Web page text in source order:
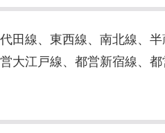
田線、東西線、南北線、
大江戸線、都営新宿線、都